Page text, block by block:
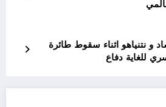
و نتنياهو اثناء سقوط طائرة
للغاية دفاع